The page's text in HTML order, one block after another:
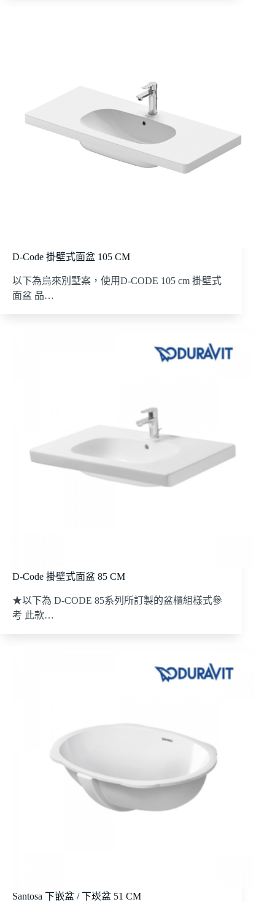
D-Code 掛壁式面盆 105 CM
以下為烏來別墅案，使用D-CODE 105 cm 掛壁式
面盆 品…
D-Code 掛壁式面盆 85 CM
★以下為 D-CODE 85系列所訂製的盆櫃組樣式參
考 此款…
Santosa 下嵌盆 / 下崁盆 51 CM